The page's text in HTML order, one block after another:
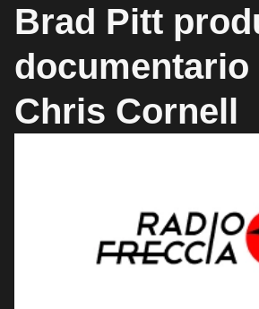
Brad Pitt
documentario
Chris Cornell